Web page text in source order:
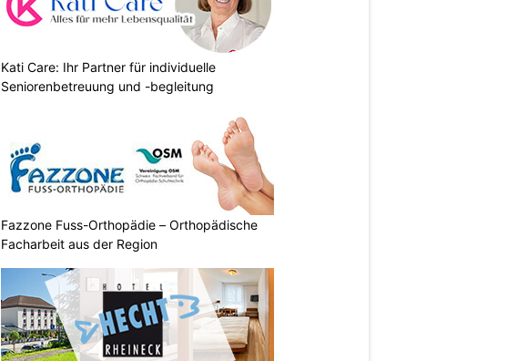
Kati Care: Ihr Partner für individuelle
Seniorenbetreuung und -begleitung
Fazzone Fuss-Orthopädie – Orthopädische
Facharbeit aus der Region